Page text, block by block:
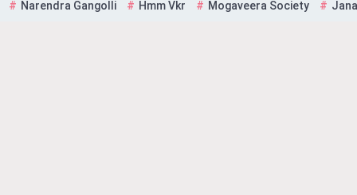
Narendra Gangolli Hmm Vkr Mogaveera Society